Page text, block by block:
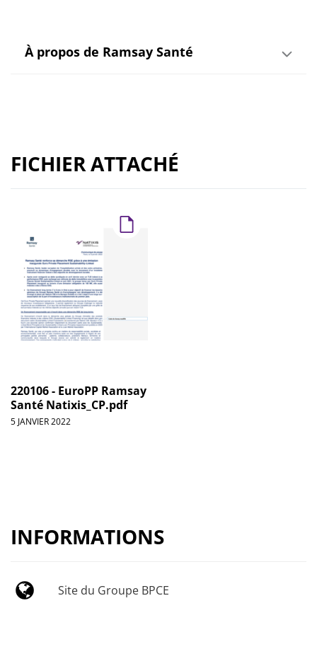
À propos de Ramsay Santé
FICHIER ATTACHÉ
220106 - EuroPP Ramsay
Santé Natixis_CP.pdf
5 JANVIER 2022
INFORMATIONS
Site du Groupe BPCE